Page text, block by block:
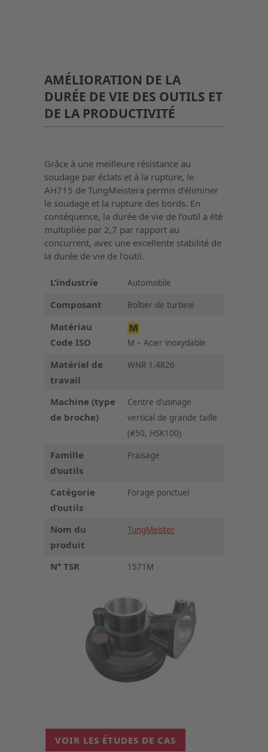
AMÉLIORATION DE LA
DURÉE DE VIE DES OUTILS ET
DE LA PRODUCTIVITÉ
Grâce à une meilleure résistance au
soudage par éclats et à la rupture, le
AH715 de TungMeistera permis d’éliminer
le soudage et la rupture des bords. En
conséquence, la durée de vie de l’outil a été
multipliée par 2,7 par rapport au
concurrent, avec une excellente stabilité de
la durée de vie de l’outil.
L’industrie Automobile
Composant Boîtier de turbine
Matériau
Code ISO
M – Acier inoxydable
Matériel de
travail
WNR 1.4826
Machine (type
de broche)
Centre d’usinage
vertical de grande taille
(#50, HSK100)
Famille
d’outils
Fraisage
Catégorie
d’outils
Forage ponctuel
Nom du
produit
TungMeister
N° TSR 1571M
VOIR LES ÉTUDES DE CAS